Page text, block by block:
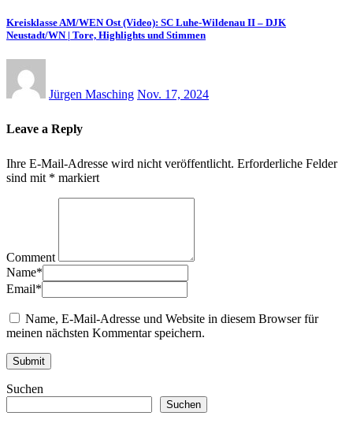
Kreisklasse AM/WEN Ost (Video): SC Luhe-Wildenau II – DJK
Neustadt/WN | Tore, Highlights und Stimmen
Jürgen Masching Nov. 17, 2024
Leave a Reply
Ihre E-Mail-Adresse wird nicht veröffentlicht. Erforderliche Felder
sind mit * markiert
Comment
Name*
Email*
Name, E-Mail-Adresse und Website in diesem Browser für
meinen nächsten Kommentar speichern.
Suchen
Suchen